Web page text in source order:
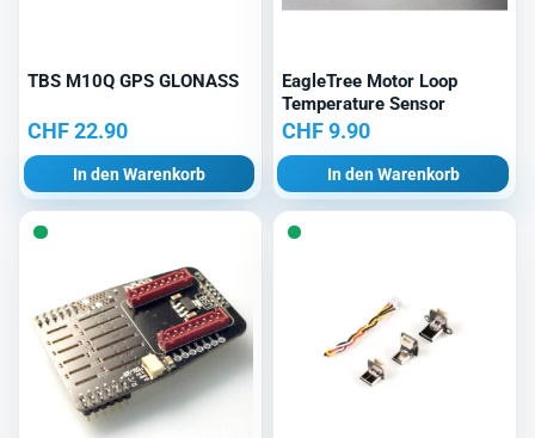
TBS M10Q GPS GLONASS
CHF22.90
In den Warenkorb
EagleTree Motor Loop
Temperature Sensor
CHF9.90
In den Warenkorb